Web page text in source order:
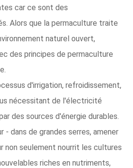
car ce sont des
Alors que la permaculture traite
naturel ouvert,
des principes de permaculture
d'irrigation, refroidissement,
nécessitant de l'électricité
des sources d'énergie durables.
- dans de grandes serres, amener
non seulement nourrit les cultures
riches en nutriments,